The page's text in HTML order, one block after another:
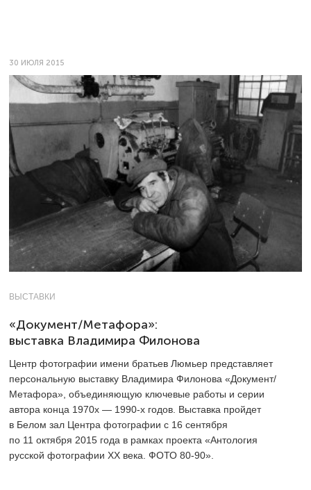
30 ИЮЛЯ 2015
ВЫСТАВКИ
«Документ/Метафора»:
выставка Владимира Филонова
Центр фотографии имени братьев Люмьер представляет
персональную выставку Владимира Филонова «Документ/
Метафора», объединяющую ключевые работы и серии
автора конца 1970х — 1990-х годов. Выставка пройдет
в Белом зал Центра фотографии с 16 сентября
по 11 октября 2015 года в рамках проекта «Антология
русской фотографии ХХ века. ФОТО 80-90».